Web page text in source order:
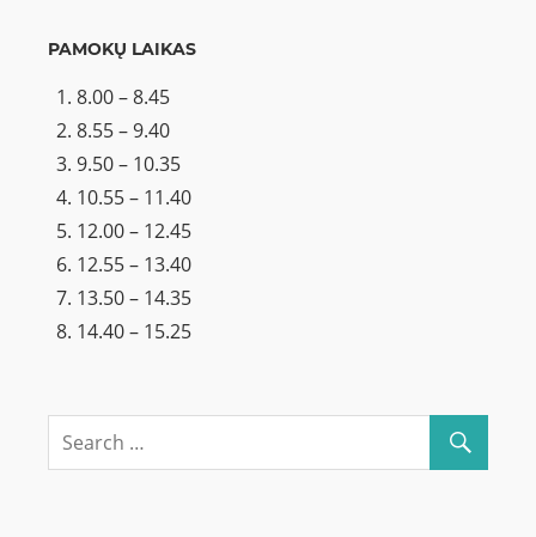
PAMOKŲ LAIKAS
8.00 – 8.45
8.55 – 9.40
9.50 – 10.35
10.55 – 11.40
12.00 – 12.45
12.55 – 13.40
13.50 – 14.35
14.40 – 15.25